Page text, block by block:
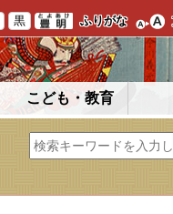
黒 ふりがな
こども・教育